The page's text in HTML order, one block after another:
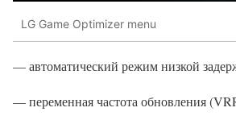
LG Game Optimizer menu
— автоматический режим низкой
— переменная частота обновления